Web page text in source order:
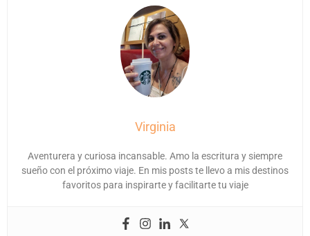
Virginia
Aventurera y curiosa incansable. Amo la escritura y siempre
sueño con el próximo viaje. En mis posts te llevo a mis destinos
favoritos para inspirarte y facilitarte tu viaje